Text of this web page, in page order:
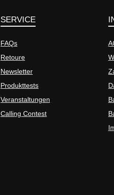
SERVICE
FAQs
Retoure
Newsletter
Produkttests
Veranstaltungen
Calling Contest